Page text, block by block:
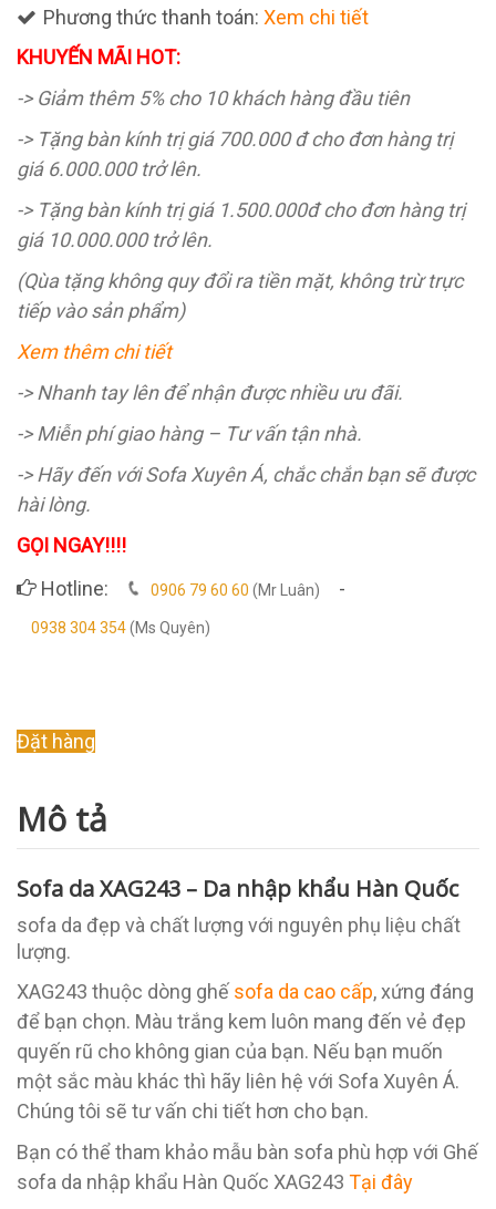
Phương thức thanh toán: Xem chi tiết
KHUYẾN MÃI HOT:
-> Giảm thêm 5% cho 10 khách hàng đầu tiên
-> Tặng bàn kính trị giá 700.000 đ cho đơn hàng trị
giá 6.000.000 trở lên.
-> Tặng bàn kính trị giá 1.500.000đ cho đơn hàng trị
giá 10.000.000 trở lên.
(Qùa tặng không quy đổi ra tiền mặt, không trừ trực
tiếp vào sản phẩm)
Xem thêm chi tiết
-> Nhanh tay lên để nhận được nhiều ưu đãi.
-> Miễn phí giao hàng – Tư vấn tận nhà.
-> Hãy đến với Sofa Xuyên Á, chắc chắn bạn sẽ được
hài lòng.
GỌI NGAY!!!!
Hotline:
0906 79 60 60 (Mr Luân) -
0938 304 354(Ms Quyên)
Original
was:
16.000.000 ₫.
Current
13.000.000 ₫.
Đặt hàng
Mô tả
Sofa da XAG243 – Da nhập khẩu Hàn Quốc
sofa da đẹp và chất lượng với nguyên phụ liệu chất
lượng.
XAG243 thuộc dòng ghếsofa da cao cấp, xứng đáng
để bạn chọn. Màu trắng kem luôn mang đến vẻ đẹp
quyến rũ cho không gian của bạn. Nếu bạn muốn
một sắc màu khác thì hãy liên hệ với Sofa Xuyên Á.
Chúng tôi sẽ tư vấn chi tiết hơn cho bạn.
Bạn có thể tham khảo mẫu bàn sofa phù hợp với Ghế
sofa da nhập khẩu Hàn Quốc XAG243 Tại đây